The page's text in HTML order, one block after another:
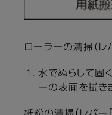
ローラーの清掃（レバ
水でぬらして固
ーの表面を拭き